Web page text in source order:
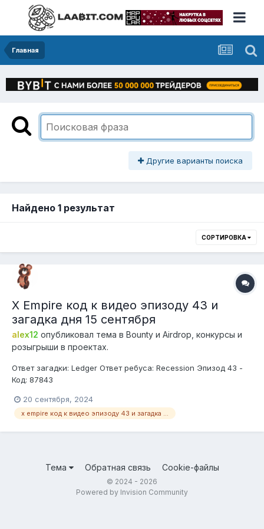
Главная
Другие варианты поиска
Найдено 1 результат
СОРТИРОВКА
X Empire код к видео эпизоду 43 и
загадка дня 15 сентября
alex12 опубликовал тема в Bounty и Airdrop, конкурсы и
розыгрыши в проектах.
Ответ загадки: Ledger Ответ ребуса: Recession Эпизод 43 -
Код: 87843
20 сентября, 2024
x empire код к видео эпизоду 43 и загадка дня 15 сентября
Тема Обратная связь Cookie-файлы
© 2024 - 2026
Powered by Invision Community